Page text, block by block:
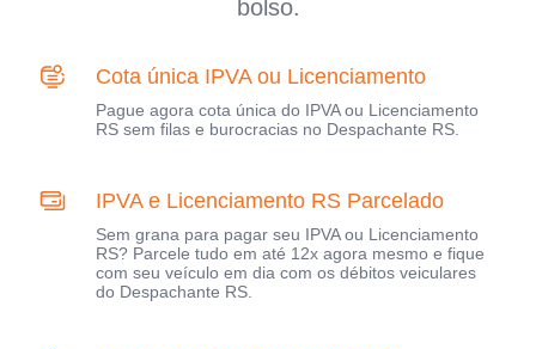
bolso.
Cota única IPVA ou Licenciamento
Pague agora cota única do IPVA ou Licenciamento
RS sem filas e burocracias no Despachante RS.
IPVA e Licenciamento RS Parcelado
Sem grana para pagar seu IPVA ou Licenciamento
RS? Parcele tudo em até 12x agora mesmo e fique
com seu veículo em dia com os débitos veiculares
do Despachante RS.